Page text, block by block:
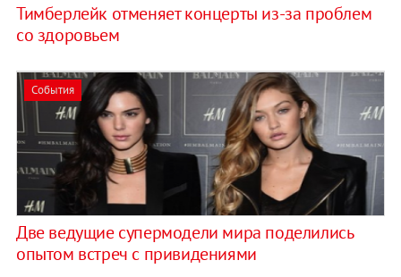
Тимберлейк отменяет концерты из-за проблем
со здоровьем
События
Две ведущие супермодели мира поделились
опытом встреч с привидениями